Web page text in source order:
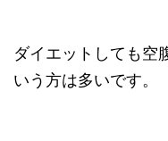
ダイエットしても空
いう方は多いです。